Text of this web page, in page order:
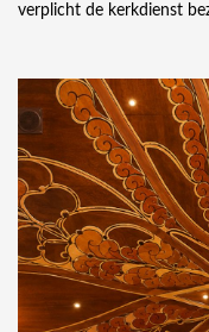
verplicht de kerkdienst